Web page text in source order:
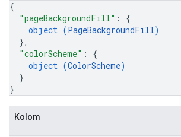
{
"pageBackgroundFill" : {
object (PageBackgroundFill)
},
"colorScheme" : {
object (ColorScheme)
}
}
Kolom